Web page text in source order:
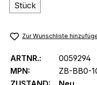
Stück
Zur Wunschliste
ARTNR.:
0059294
MPN:
ZB-BB0-